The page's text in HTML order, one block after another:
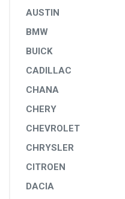
POMPA YEDEK PARÇALARI
DİĞER YEDEK PARÇALAR
EPS YEDEK PARÇALARI
RULMANLAR
KÖRÜK VE KELEPÇELER
AUSTIN
BMW
BUICK
CADILLAC
CHANA
CHERY
CHEVROLET
CHRYSLER
CITROEN
DACIA